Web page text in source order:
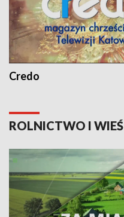
Credo
ROLNICTWO I WIEŚ